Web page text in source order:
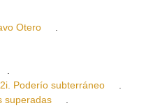
Otero .
.
Poderío subterráneo
.
superadas
.